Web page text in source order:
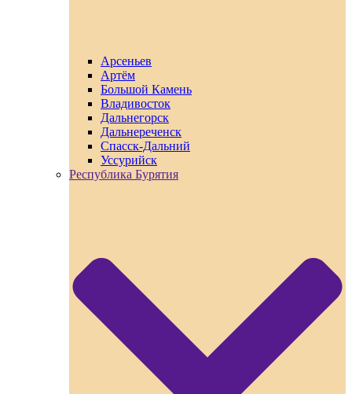
Арсеньев
Артём
Большой Камень
Владивосток
Дальнегорск
Дальнереченск
Спасск-Дальний
Уссурийск
Республика Бурятия